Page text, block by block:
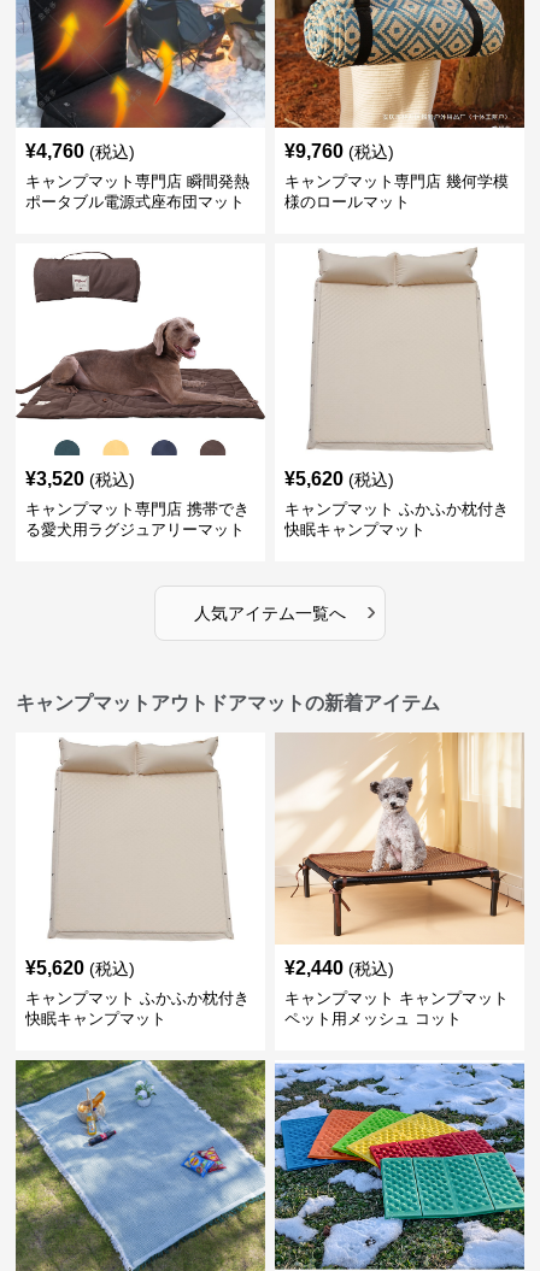
¥4,760 (税込)
キャンプマット専門店 瞬間発熱
ポータブル電源式座布団マット
¥9,760 (税込)
キャンプマット専門店 幾何学模
様のロールマット
¥3,520 (税込)
キャンプマット専門店 携帯でき
る愛犬用ラグジュアリーマット
¥5,620 (税込)
キャンプマット ふかふか枕付き
快眠キャンプマット
人気アイテム一覧へ ›
キャンプマットアウトドアマットの新着アイテム
¥5,620 (税込)
キャンプマット ふかふか枕付き
快眠キャンプマット
¥2,440 (税込)
キャンプマット キャンプマット
ペット用メッシュ コット